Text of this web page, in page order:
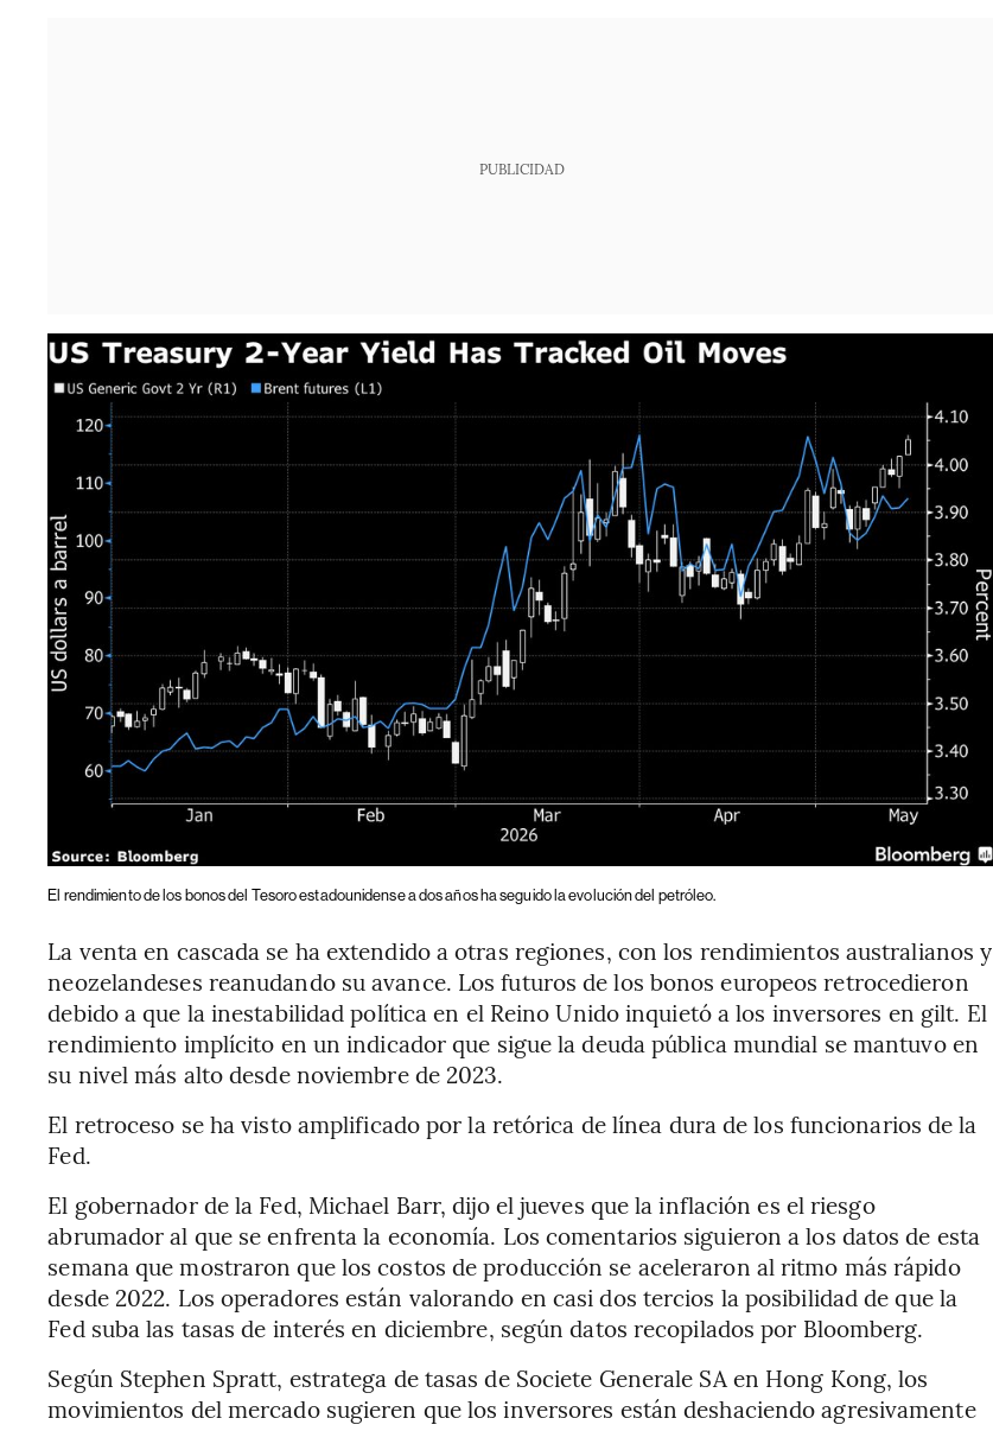
PUBLICIDAD
El rendimiento de los bonos del Tesoro estadounidense a dos años ha seguido la evolución del petróleo.
La venta en cascada se ha extendido a otras regiones, con los rendimientos australianos y
neozelandeses reanudando su avance. Los futuros de los bonos europeos retrocedieron
debido a que la inestabilidad política en el Reino Unido inquietó a los inversores en gilt. El
rendimiento implícito en un indicador que sigue la deuda pública mundial se mantuvo en
su nivel más alto desde noviembre de 2023.
El retroceso se ha visto amplificado por la retórica de línea dura de los funcionarios de la
Fed.
El gobernador de la Fed, Michael Barr, dijo el jueves que la inflación es el riesgo
abrumador al que se enfrenta la economía. Los comentarios siguieron a los datos de esta
semana que mostraron que los costos de producción se aceleraron al ritmo más rápido
desde 2022. Los operadores están valorando en casi dos tercios la posibilidad de que la
Fed suba las tasas de interés en diciembre, según datos recopilados por Bloomberg.
Según Stephen Spratt, estratega de tasas de Societe Generale SA en Hong Kong, los
movimientos del mercado sugieren que los inversores están deshaciendo agresivamente